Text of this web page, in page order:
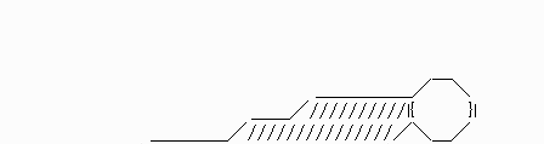
＿＿＿＿＿／￣＼
＿＿／//////////l{ }l
＿＿＿＿／///////////////／＼＿／